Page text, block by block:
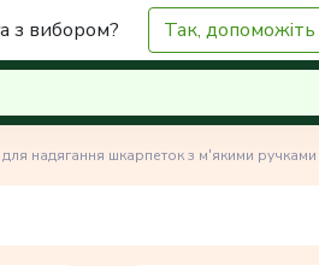
з вибором? Так, допоможіть
для надягання шкарпеток з м'якими ручками